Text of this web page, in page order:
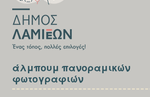
Ολοήμερο
4 Ιανουαρίου 2026
SECTION
FOOTER-
THIRD
άλμπουμ πανοραμικών
φωτογραφιών